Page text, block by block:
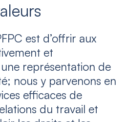
est d’offrir aux
et
représentation de
nous y parvenons en
efficaces de
du travail et